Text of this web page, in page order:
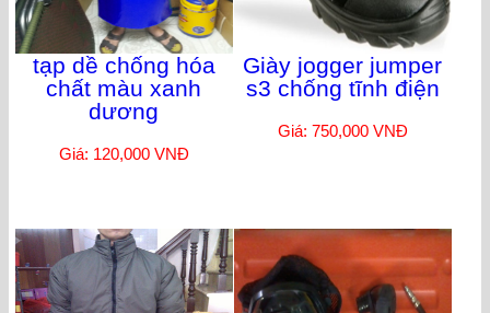
tạp dề chống hóa
chất màu xanh
dương
Giá: 120,000 VNĐ
Giày jogger jumper
s3 chống tĩnh điện
Giá: 750,000 VNĐ